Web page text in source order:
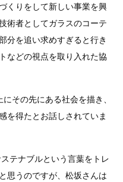
くりをして新しい事業を興
術者としてガラスのコーテ
分を追い求めすぎると行き
などの視点を取り入れた協
その先にある社会を描き、
を得たとお話しされていま
テナブルという言葉をトレ
思うのですが、松坂さんは